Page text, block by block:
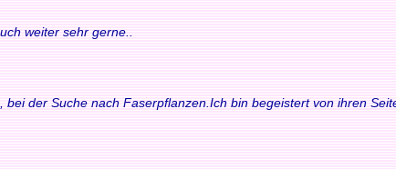
weiter sehr gerne..
der Suche nach Faserpflanzen.Ich bin begeistert von ihren